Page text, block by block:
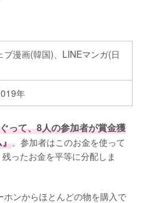
ブ漫画(韓国)、LINEマンガ(日
年
って、8人の参加者が賞金獲
』。参加者はこのお金を使って
ったお金を平等に分配しま
ンからほとんどの物を購入で